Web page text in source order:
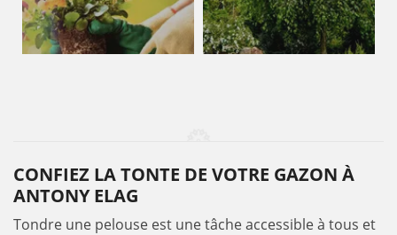
CONFIEZ LA TONTE DE VOTRE GAZON À
ANTONY ELAG
Tondre une pelouse est une tâche accessible à tous et